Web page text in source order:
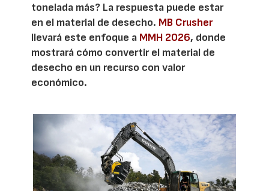
tonelada más? La respuesta puede estar
en el material de desecho. MB Crusher
llevará este enfoque a MMH 2026, donde
mostrará cómo convertir el material de
desecho en un recurso con valor
económico.